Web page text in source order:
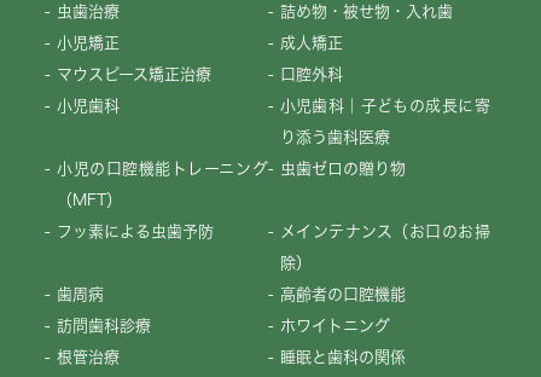
虫歯治療
詰め物・被せ物・入れ歯
小児矯正
成人矯正
マウスピース矯正治療
口腔外科
小児歯科
小児歯科｜子どもの成長に寄
り添う歯科医療
小児の口腔機能トレーニング
（MFT）
虫歯ゼロの贈り物
フッ素による虫歯予防
メインテナンス（お口のお掃
除）
歯周病
高齢者の口腔機能
訪問歯科診療
ホワイトニング
根管治療
睡眠と歯科の関係